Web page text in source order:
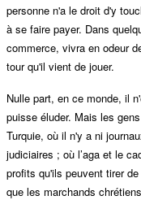
personne n'a le droit d'y
à se faire payer. Dans
commerce, vivra en odeur
tour qu'il vient de jouer.
Nulle part, en ce monde, il
puisse éluder. Mais les
Turquie, où il n'y a ni
judiciaires ; où l’aga et le
profits qu'ils peuvent tirer
que les marchands